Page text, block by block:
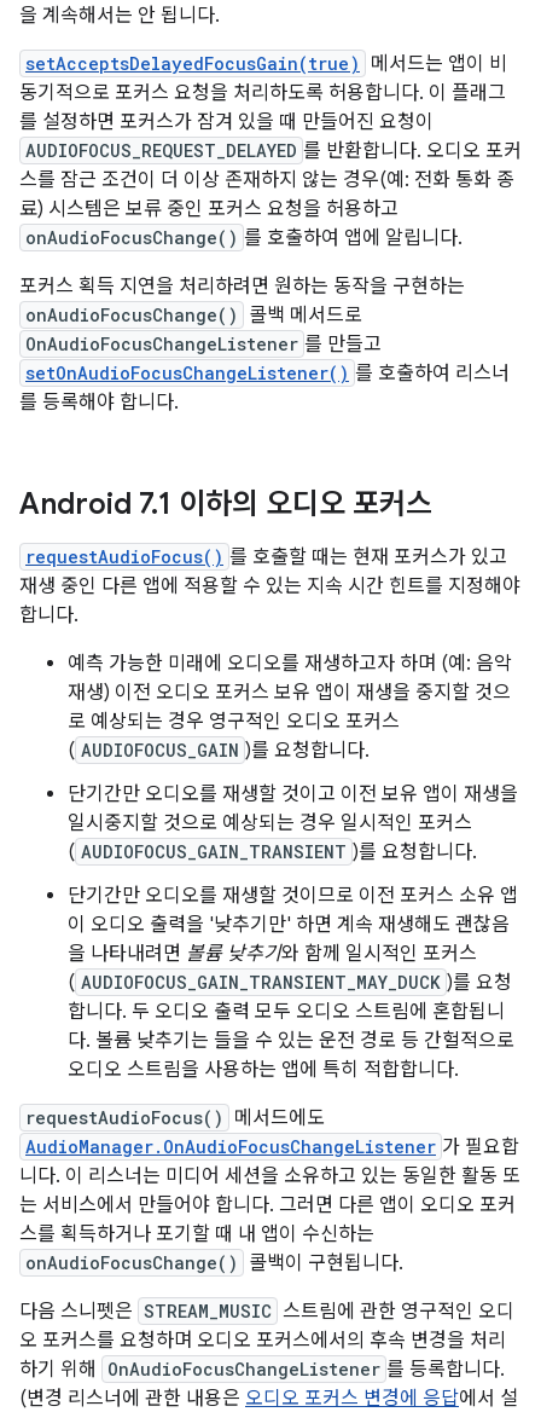
을 계속해서는 안 됩니다.
setAcceptsDelayedFocusGain(true)
메서드는 앱이 비
동기적으로 포커스 요청을 처리하도록 허용합니다. 이 플래그
를 설정하면 포커스가 잠겨 있을 때 만들어진 요청이
AUDIOFOCUS_REQUEST_DELAYED 를 반환합니다. 오디오 포커
스를 잠근 조건이 더 이상 존재하지 않는 경우(예: 전화 통화 종
료) 시스템은 보류 중인 포커스 요청을 허용하고
onAudioFocusChange() 를 호출하여 앱에 알립니다.
포커스 획득 지연을 처리하려면 원하는 동작을 구현하는
onAudioFocusChange() 콜백 메서드로
OnAudioFocusChangeListener 를 만들고
setOnAudioFocusChangeListener() 를 호출하여 리스너
를 등록해야 합니다.
Android 7.1 이하의 오디오 포커스
requestAudioFocus() 를 호출할 때는 현재 포커스가 있고
재생 중인 다른 앱에 적용할 수 있는 지속 시간 힌트를 지정해야
합니다.
예측 가능한 미래에 오디오를 재생하고자 하며 (예: 음악
재생) 이전 오디오 포커스 보유 앱이 재생을 중지할 것으
로 예상되는 경우 영구적인 오디오 포커스
( AUDIOFOCUS_GAIN )를 요청합니다.
단기간만 오디오를 재생할 것이고 이전 보유 앱이 재생을
일시중지할 것으로 예상되는 경우 일시적인 포커스
( AUDIOFOCUS_GAIN_TRANSIENT )를 요청합니다.
단기간만 오디오를 재생할 것이므로 이전 포커스 소유 앱
이 오디오 출력을 '낮추기만' 하면 계속 재생해도 괜찮음
을 나타내려면 볼륨 낮추기와 함께 일시적인 포커스
( AUDIOFOCUS_GAIN_TRANSIENT_MAY_DUCK )를 요청
합니다. 두 오디오 출력 모두 오디오 스트림에 혼합됩니
다. 볼륨 낮추기는 들을 수 있는 운전 경로 등 간헐적으로
오디오 스트림을 사용하는 앱에 특히 적합합니다.
requestAudioFocus() 메서드에도
AudioManager.OnAudioFocusChangeListener 가 필요합
니다. 이 리스너는 미디어 세션을 소유하고 있는 동일한 활동 또
는 서비스에서 만들어야 합니다. 그러면 다른 앱이 오디오 포커
스를 획득하거나 포기할 때 내 앱이 수신하는
onAudioFocusChange()
콜백이 구현됩니다.
다음 스니펫은 STREAM_MUSIC 스트림에 관한 영구적인 오디
오 포커스를 요청하며 오디오 포커스에서의 후속 변경을 처리
하기 위해
OnAudioFocusChangeListener 를 등록합니다.
(변경 리스너에 관한 내용은 오디오 포커스 변경에 응답에서 설